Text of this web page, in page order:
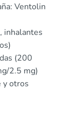
Ventolin
inhalantes
(200
2.5 mg)
y otros